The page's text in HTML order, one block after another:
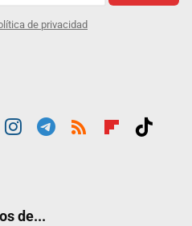
de privacidad
de...